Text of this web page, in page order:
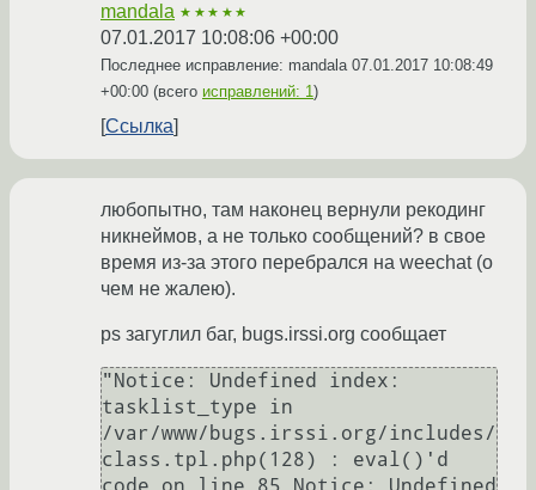
mandala ★★★★★
07.01.2017 10:08:06 +00:00
Последнее исправление: mandala 07.01.2017 10:08:49
+00:00 (всего исправлений: 1)
Ссылка
любопытно, там наконец вернули рекодинг
никнеймов, а не только сообщений? в свое
время из-за этого перебрался на weechat (о
чем не жалею).
ps загуглил баг, bugs.irssi.org сообщает
"Notice: Undefined index:
tasklist_type in
/var/www/bugs.irssi.org/includes/
class.tpl.php(128) : eval()'d